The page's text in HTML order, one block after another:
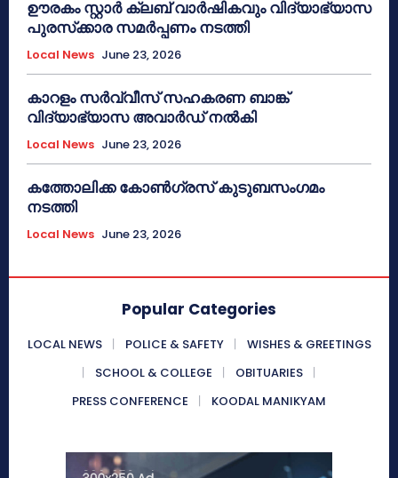
ഊരകം സ്റ്റാർ ക്ലബ് വാർഷികവും വിദ്യാഭ്യാസ
പുരസ്‌ക്കാര സമർപ്പണം നടത്തി
Local News June 23, 2026
കാറളം സർവ്വീസ് സഹകരണ ബാങ്ക്
വിദ്യാഭ്യാസ അവാർഡ് നൽകി
Local News June 23, 2026
കത്തോലിക്ക കോൺഗ്രസ് കുടുബസംഗമം
നടത്തി
Local News June 23, 2026
Popular Categories
LOCAL NEWS POLICE & SAFETY
WISHES & GREETINGS
SCHOOL & COLLEGE
OBITUARIES
PRESS CONFERENCE
KOODAL MANIKYAM